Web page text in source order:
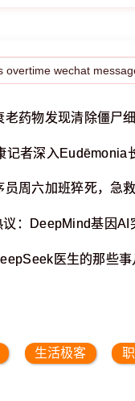
老药物发现清除僵尸
记者深入Eudēmonia
员周六加班猝死，急
议：DeepMind基因
医生的那些事
生活极客